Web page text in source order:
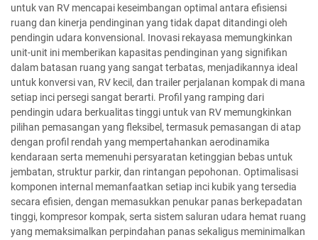
untuk van RV mencapai keseimbangan optimal antara efisiensi
ruang dan kinerja pendinginan yang tidak dapat ditandingi oleh
pendingin udara konvensional. Inovasi rekayasa memungkinkan
unit-unit ini memberikan kapasitas pendinginan yang signifikan
dalam batasan ruang yang sangat terbatas, menjadikannya ideal
untuk konversi van, RV kecil, dan trailer perjalanan kompak di mana
setiap inci persegi sangat berarti. Profil yang ramping dari
pendingin udara berkualitas tinggi untuk van RV memungkinkan
pilihan pemasangan yang fleksibel, termasuk pemasangan di atap
dengan profil rendah yang mempertahankan aerodinamika
kendaraan serta memenuhi persyaratan ketinggian bebas untuk
jembatan, struktur parkir, dan rintangan pepohonan. Optimalisasi
komponen internal memanfaatkan setiap inci kubik yang tersedia
secara efisien, dengan memasukkan penukar panas berkepadatan
tinggi, kompresor kompak, serta sistem saluran udara hemat ruang
yang memaksimalkan perpindahan panas sekaligus meminimalkan